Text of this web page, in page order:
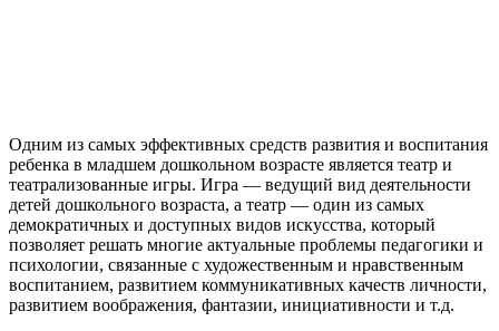
Одним из самых эффективных средств развития и воспитания
ребенка в младшем дошкольном возрасте является театр и
театрализованные игры. Игра — ведущий вид деятельности
детей дошкольного возраста, а театр — один из самых
демократичных и доступных видов искусства, который
позволяет решать многие актуальные проблемы педагогики и
психологии, связанные с художественным и нравственным
воспитанием, развитием коммуникативных качеств личности,
развитием воображения, фантазии, инициативности и т.д.